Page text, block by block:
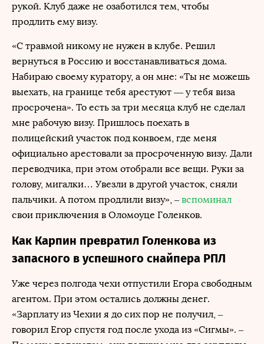
рукой. Клуб даже не озаботился тем, чтобы
продлить ему визу.
«С травмой никому не нужен в клубе. Решил
вернуться в Россию и восстанавливаться дома.
Набираю своему куратору, а он мне: «Ты не можешь
выехать, на границе тебя арестуют ― у тебя виза
просрочена». То есть за три месяца клуб не сделал
мне рабочую визу. Пришлось поехать в
полицейский участок под конвоем, где меня
официально арестовали за просроченную визу. Дали
переводчика, при этом отобрали все вещи. Руки за
голову, мигалки… Увезли в другой участок, сняли
пальчики. А потом продлили визу», – вспоминал
свои приключения в Оломоуце Голенков.
Как Карпин превратил Голенкова из
запасного в успешного снайпера РПЛ
Уже через полгода чехи отпустили Егора свободным
агентом. При этом остались должны денег.
«Зарплату из Чехии я до сих пор не получил, –
говорил Егор спустя год после ухода из «Сигмы». –